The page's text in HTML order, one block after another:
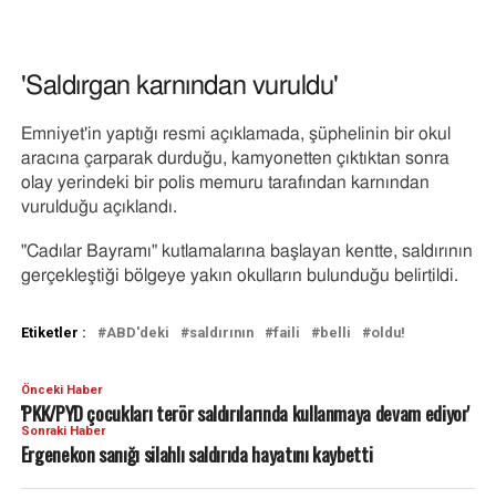
'Saldırgan karnından vuruldu'
Emniyet'in yaptığı resmi açıklamada, şüphelinin bir okul
aracına çarparak durduğu, kamyonetten çıktıktan sonra
olay yerindeki bir polis memuru tarafından karnından
vurulduğu açıklandı.
"Cadılar Bayramı" kutlamalarına başlayan kentte, saldırının
gerçekleştiği bölgeye yakın okulların bulunduğu belirtildi.
Etiketler : ABD'deki saldırının faili belli oldu!
Önceki Haber
'PKK/PYD çocukları terör saldırılarında kullanmaya devam ediyor'
Sonraki Haber
Ergenekon sanığı silahlı saldırıda hayatını kaybetti